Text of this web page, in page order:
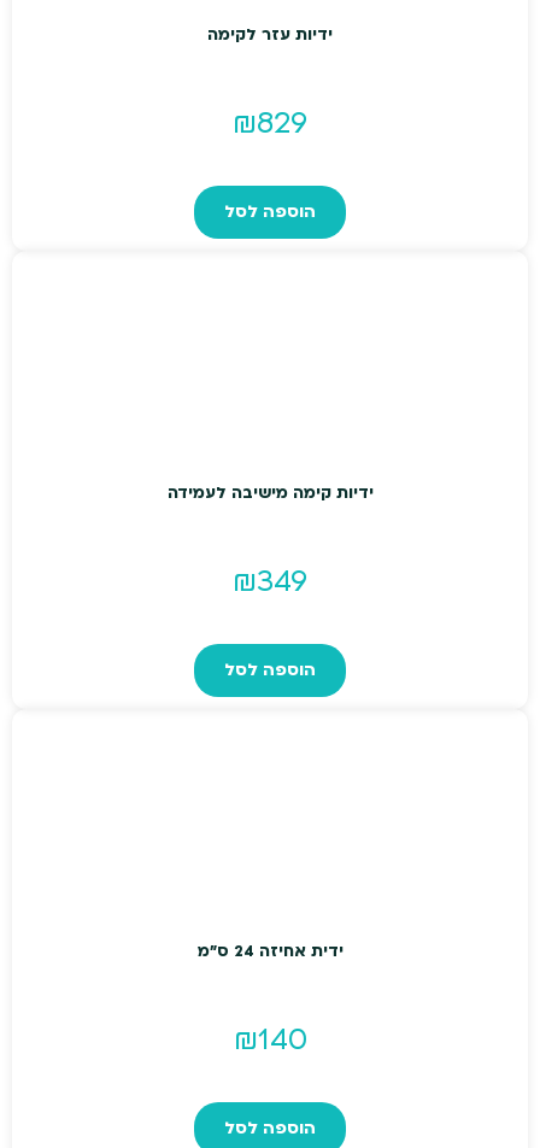
ידיות עזר לקימה
₪829
הוספה לסל
ידיות קימה מישיבה לעמידה
₪349
הוספה לסל
ידית אחיזה 24 ס"מ
₪140
הוספה לסל